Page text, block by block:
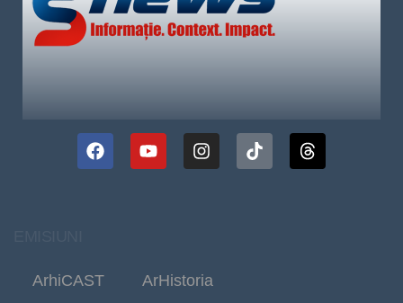
ArhiCAST
ArHistoria